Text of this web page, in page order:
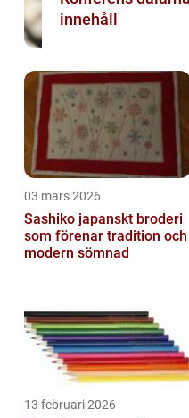
innehåll
03 mars 2026
Sashiko japanskt broderi
som förenar tradition och
modern sömnad
13 februari 2026